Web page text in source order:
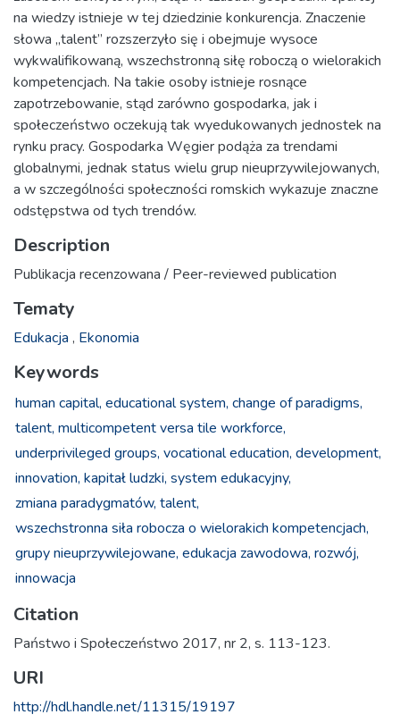
na wiedzy istnieje w tej dziedzinie konkurencja. Znaczenie
słowa „talent” rozszerzyło się i obejmuje wysoce
wykwalifikowaną, wszechstronną siłę roboczą o wielorakich
kompetencjach. Na takie osoby istnieje rosnące
zapotrzebowanie, stąd zarówno gospodarka, jak i
społeczeństwo oczekują tak wyedukowanych jednostek na
rynku pracy. Gospodarka Węgier podąża za trendami
globalnymi, jednak status wielu grup nieuprzywilejowanych,
a w szczególności społeczności romskich wykazuje znaczne
odstępstwa od tych trendów.
Description
Publikacja recenzowana / Peer-reviewed publication
Tematy
Edukacja , Ekonomia
Keywords
human capital, educational system, change of paradigms,
talent, multicompetent versa tile workforce,
underprivileged groups, vocational education, development,
innovation, kapitał ludzki, system edukacyjny,
zmiana paradygmatów, talent,
wszechstronna siła robocza o wielorakich kompetencjach,
grupy nieuprzywilejowane, edukacja zawodowa, rozwój,
innowacja
Citation
Państwo i Społeczeństwo 2017, nr 2, s. 113-123.
URI
http://hdl.handle.net/11315/19197